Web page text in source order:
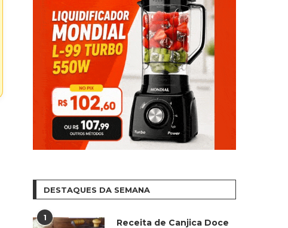
DESTAQUES DA SEMANA
1
Receita de Canjica Doce